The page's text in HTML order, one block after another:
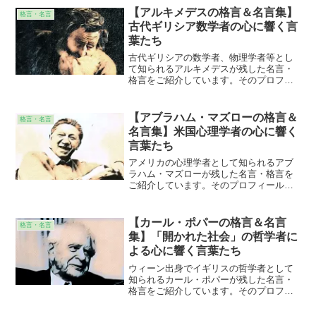
想なども添えていますので、より身近に
感じて頂けることと思います。
格言・名言
【アルキメデスの格言＆名言集】
古代ギリシア数学者の心に響く言
葉たち
古代ギリシアの数学者、物理学者等とし
て知られるアルキメデスが残した名言・
格言をご紹介しています。そのプロフィ
す。個人的な意見、感想なども添えてい
ますので、より身近に感じて頂けること
と思います。
格言・名言
【アブラハム・マズローの格言＆
名言集】米国心理学者の心に響く
言葉たち
アメリカの心理学者として知られるアブ
ラハム・マズローが残した名言・格言を
ご紹介しています。そのプロフィールや
人的な意見、感想なども添えていますの
で、より身近に感じて頂けることと思い
ます。
格言・名言
【カール・ポパーの格言＆名言
集】「開かれた社会」の哲学者に
よる心に響く言葉たち
ウィーン出身でイギリスの哲学者として
知られるカール・ポパーが残した名言・
格言をご紹介しています。そのプロフィ